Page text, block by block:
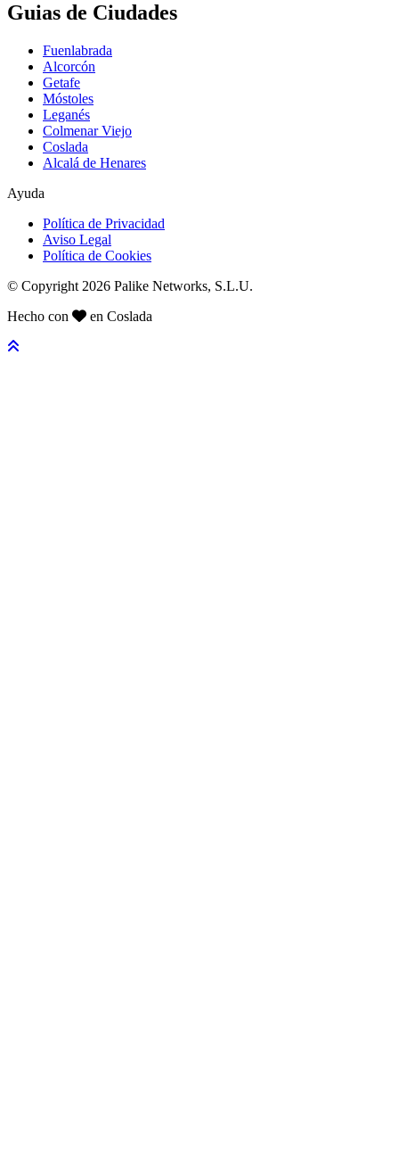
Guias de Ciudades
Fuenlabrada
Alcorcón
Getafe
Móstoles
Leganés
Colmenar Viejo
Coslada
Alcalá de Henares
Ayuda
Política de Privacidad
Aviso Legal
Política de Cookies
© Copyright 2026 Palike Networks, S.L.U.
Hecho con
en Coslada